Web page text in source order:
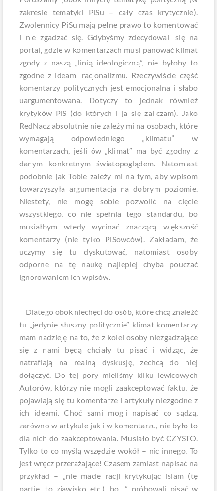
zakresie tematyki PiSu – cały czas krytycznie).
Zwolennicy PiSu mają pełne prawo to komentować
i nie zgadzać się. Gdybyśmy zdecydowali się na
portal, gdzie w komentarzach musi panować klimat
zgody z naszą „linią ideologiczną”, nie byłoby to
zgodne z ideami racjonalizmu. Rzeczywiście część
komentarzy politycznych jest emocjonalna i słabo
uargumentowana. Dotyczy to jednak również
krytyków PiS (do których i ja się zaliczam). Jako
RedNacz absolutnie nie zależy mi na osobach, które
wymagają odpowiedniego „klimatu” w
komentarzach, jeśli ów „klimat” ma być zgodny z
danym konkretnym światopoglądem. Natomiast
podobnie jak Tobie zależy mi na tym, aby wpisom
towarzyszyła argumentacja na dobrym poziomie.
Niestety, nie mogę sobie pozwolić na cięcie
wszystkiego, co nie spełnia tego standardu, bo
musiałbym wtedy wycinać znaczącą większość
komentarzy (nie tylko PiSowców). Zakładam, że
uczymy się tu dyskutować, natomiast osoby
odporne na tę naukę najlepiej chyba pouczać
ignorowaniem ich wpisów.
Dlatego obok niechęci do osób, które chcą znaleźć
tu „jedynie słuszny politycznie” klimat komentarzy
mam nadzieję na to, że z kolei osoby niezgadzające
się z nami będą chciały tu pisać i widząc, że
natrafiają na realną dyskusję, zechcą do niej
dołączyć. Do tej pory mieliśmy kilku lewicowych
Autorów, którzy nie mogli zaakceptować faktu, że
pojawiają się tu komentarze i artykuły niezgodne z
ich ideami. Choć sami mogli napisać co sądzą,
zarówno w artykule jak i w komentarzu, nie było to
dla nich do zaakceptowania. Musiało być CZYSTO.
Tylko to co myślą wszędzie wokół – nic innego. To
jest wręcz przerażające! Czasem zamiast napisać na
przykład – „nie macie racji krytykując islam (tę
partię, to zjawisko etc.), bo…” próbowali pisać w